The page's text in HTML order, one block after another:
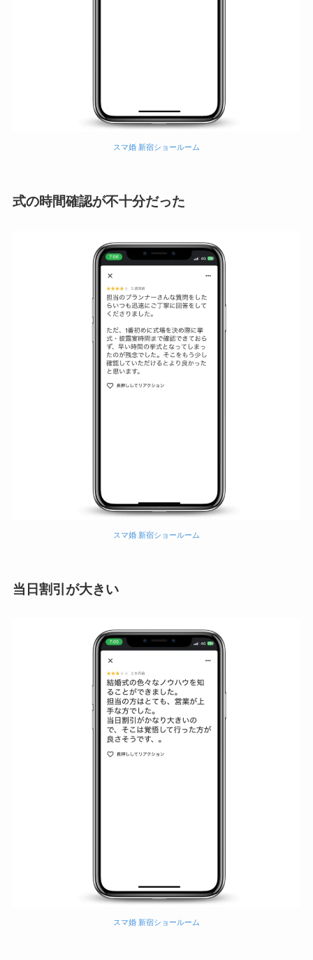
スマ婚 新宿ショールーム
式の時間確認が不十分だった
スマ婚 新宿ショールーム
当日割引が大きい
スマ婚 新宿ショールーム